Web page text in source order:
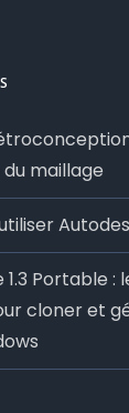
maillage
1.3 Portable :
cloner et